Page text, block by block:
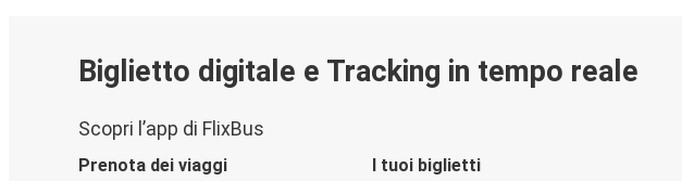
Biglietto digitale e Tracking in tempo reale
Scopri l’app di FlixBus
Prenota dei viaggi
I tuoi biglietti